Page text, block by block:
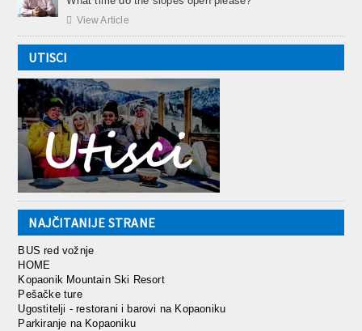
 View Article
UTISCI
NAJČITANIJE STRANE
BUS red vožnje
HOME
Kopaonik Mountain Ski Resort
Pešačke ture
Ugostitelji - restorani i barovi na Kopaoniku
Parkiranje na Kopaoniku